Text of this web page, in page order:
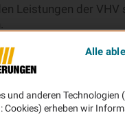
Leistungen der
und anderen Technologien
Cookies) erheben wir
Alle